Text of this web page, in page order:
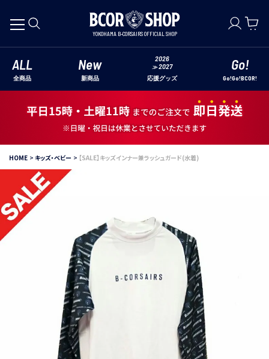
YOKOHAMA B-CORSAIRS OFFICIAL SHOP
ALL
全商品
New
新商品
2026
≫ 2027
応援グッズ
Go!
Go!Go!BCOR!
HOME キッズ・ベビー 【SALE】キッズインナー兼ラッシュガード(水着)